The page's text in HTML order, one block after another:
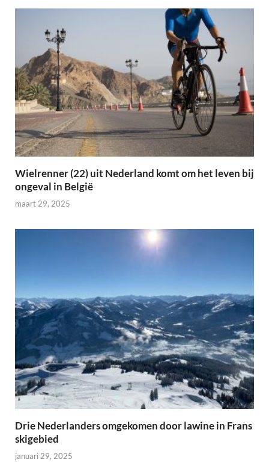
Wielrenner (22) uit Nederland komt om het leven bij
ongeval in België
maart 29, 2025
Drie Nederlanders omgekomen door lawine in Frans
skigebied
januari 29, 2025